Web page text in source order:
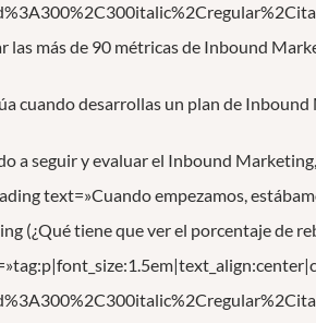
las más de 90 métricas de Inbound
cuando desarrollas un plan de
a seguir y evaluar el Inbound
text=»Cuando empezamos,
(¿Qué tiene que ver el porcentaje de